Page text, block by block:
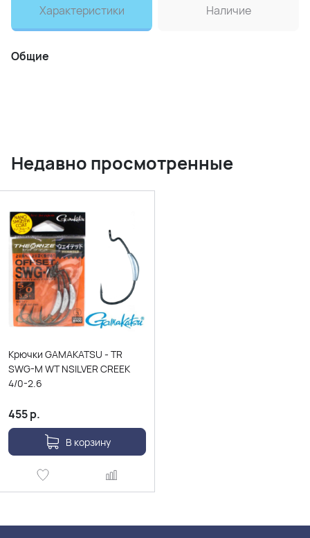
Характеристики Наличие
Общие
Недавно просмотренные
Крючки GAMAKATSU - TR
SWG-M WT NSILVER CREEK
4/0-2.6
455р.
В корзину